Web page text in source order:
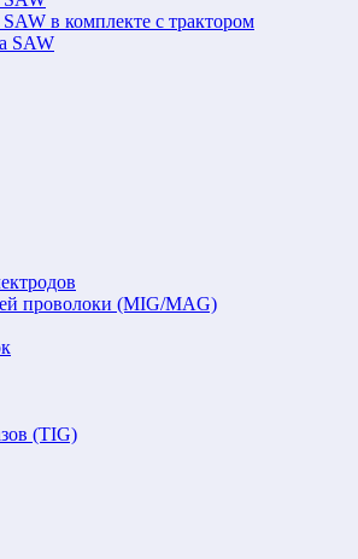
в комплекте с трактором
SAW
проволоки (MIG/MAG)
(TIG)